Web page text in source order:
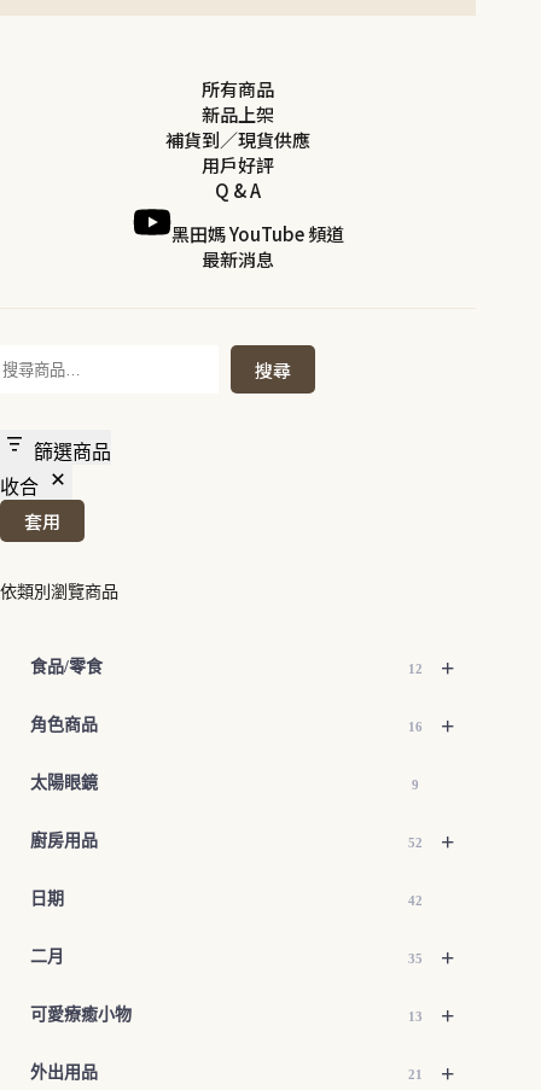
所有商品
新品上架
補貨到／現貨供應
用戶好評
Q & A
黑田媽 YouTube 頻道
最新消息
搜
尋
搜尋
篩選商品
收合
套用
依類別瀏覽商品
+
食品/零食 12
+
角色商品 16
太陽眼鏡 9
+
廚房用品 52
日期 42
+
二月 35
+
可愛療癒小物 13
+
外出用品 21